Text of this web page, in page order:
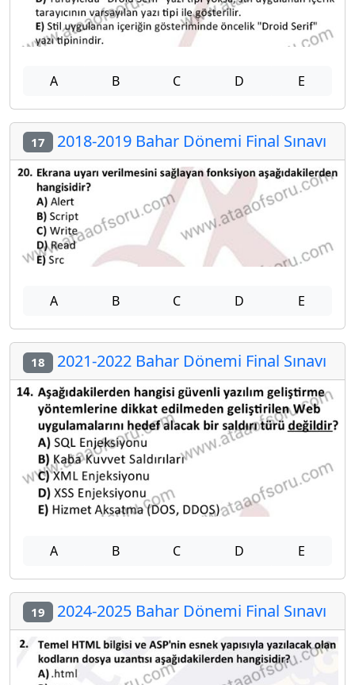
A B C D E
17 2018-2019 Bahar Dönemi Final Sınavı
A B C D E
18 2021-2022 Bahar Dönemi Final Sınavı
A B C D E
19 2024-2025 Bahar Dönemi Final Sınavı